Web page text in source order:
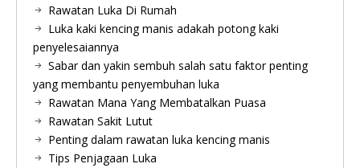
Rawatan Luka Di Rumah
Luka kaki kencing manis adakah potong kaki
penyelesaiannya
Sabar dan yakin sembuh salah satu faktor penting
yang membantu penyembuhan luka
Rawatan Mana Yang Membatalkan Puasa
Rawatan Sakit Lutut
Penting dalam rawatan luka kencing manis
Tips Penjagaan Luka